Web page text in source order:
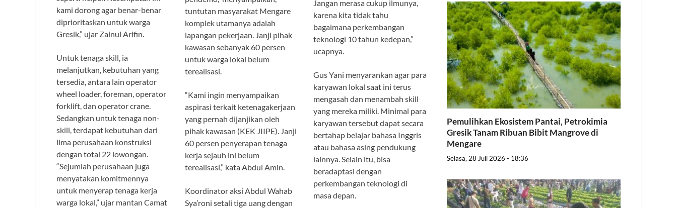
kami dorong agar benar-benar
diprioritaskan untuk warga
Gresik,” ujar Zainul Arifin.
Untuk tenaga skill, ia
melanjutkan, kebutuhan yang
tersedia, antara lain operator
wheel loader, foreman, operator
forklift, dan operator crane.
Sedangkan untuk tenaga non-
skill, terdapat kebutuhan dari
lima perusahaan konstruksi
dengan total 22 lowongan.
“Sejumlah perusahaan juga
menyatakan komitmennya
untuk menyerap tenaga kerja
warga lokal,” ujar mantan Camat
tuntutan masyarakat Mengare
komplek utamanya adalah
lapangan pekerjaan. Janji pihak
kawasan sebanyak 60 persen
untuk warga lokal belum
terealisasi.
“Kami ingin menyampaikan
aspirasi terkait ketenagakerjaan
yang pernah dijanjikan oleh
pihak kawasan (KEK JIIPE). Janji
60 persen penyerapan tenaga
kerja sejauh ini belum
terealisasi,” kata Abdul Amin.
Koordinator aksi Abdul Wahab
Sya’roni setali tiga uang dengan
Jangan merasa cukup ilmunya,
karena kita tidak tahu
bagaimana perkembangan
teknologi 10 tahun kedepan,”
ucapnya.
Gus Yani menyarankan agar para
karyawan lokal saat ini terus
mengasah dan menambah skill
yang mereka miliki. Minimal para
karyawan tersebut dapat secara
bertahap belajar bahasa Inggris
atau bahasa asing pendukung
lainnya. Selain itu, bisa
beradaptasi dengan
perkembangan teknologi di
masa depan.
Pemulihkan Ekosistem Pantai, Petrokimia
Gresik Tanam Ribuan Bibit Mangrove di
Mengare
Selasa, 28 Juli 2026 - 18:36